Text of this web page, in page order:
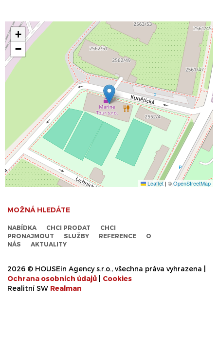
+
−
Leaflet | ©OpenStreetMap
MOŽNÁ HLEDÁTE
NABÍDKA CHCI PRODAT
CHCI
PRONAJMOUT
SLUŽBY REFERENCE
O
NÁS
AKTUALITY
2026 © HOUSEin Agency s.r.o., všechna práva vyhrazena |
Ochrana osobních údajů
Cookies
Realitní SW Realman